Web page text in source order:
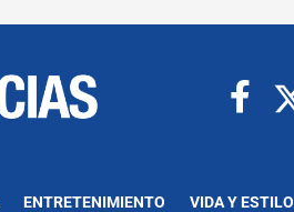
ENTRETENIMIENTO VIDA Y ESTILO